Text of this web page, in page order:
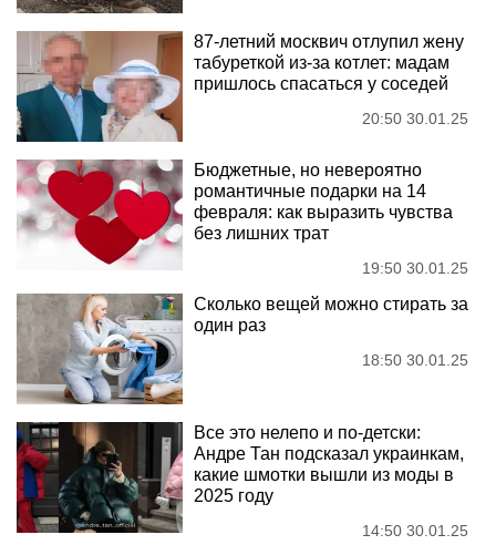
87-летний москвич отлупил жену
табуреткой из-за котлет: мадам
пришлось спасаться у соседей
20:50 30.01.25
Бюджетные, но невероятно
романтичные подарки на 14
февраля: как выразить чувства
без лишних трат
19:50 30.01.25
Сколько вещей можно стирать за
один раз
18:50 30.01.25
Все это нелепо и по-детски:
Андре Тан подсказал украинкам,
какие шмотки вышли из моды в
2025 году
14:50 30.01.25